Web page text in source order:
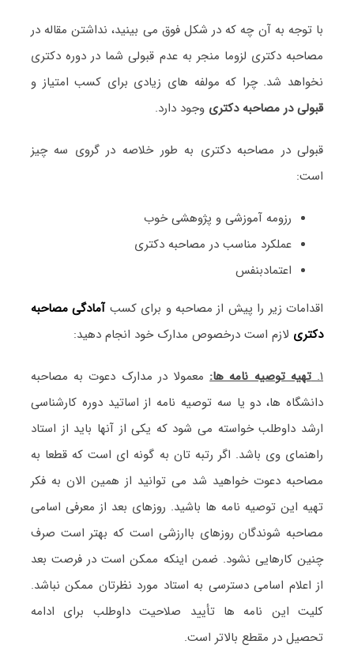
با توجه به آن چه که در شکل فوق می بینید، نداشتن مقاله در
مصاحبه دکتری لزوما منجر به عدم قبولی شما در دوره دکتری
نخواهد شد. چرا که مولفه های زیادی برای کسب امتیاز و
قبولی در مصاحبه دکتری وجود دارد.
قبولی در مصاحبه دکتری به طور خلاصه در گروی سه چیز
است:
رزومه آموزشی و پژوهشی خوب
عملکرد مناسب در مصاحبه دکتری
اعتمادبنفس
اقدامات زیر را پیش از مصاحبه و برای کسبآمادگی مصاحبه
دکتری لازم است درخصوص مدارک خود انجام دهید:
۱. تهیه توصیه نامه ها:معمولا در مدارک دعوت به مصاحبه
دانشگاه ها، دو یا سه توصیه نامه از اساتید دوره کارشناسی
ارشد داوطلب خواسته می شود که یکی از آنها باید از استاد
راهنمای وی باشد. اگر رتبه تان به گونه ای است که قطعا به
مصاحبه دعوت خواهید شد می توانید از همین الان به فکر
تهیه این توصیه نامه ها باشید. روزهای بعد از معرفی اسامی
مصاحبه شوندگان روزهای باارزشی است که بهتر است صرف
چنین کارهایی نشود. ضمن اینکه ممکن است در فرصت بعد
از اعلام اسامی دسترسی به استاد مورد نظرتان ممکن نباشد.
کلیت این نامه ها تأیید صلاحیت داوطلب برای ادامه
تحصیل در مقطع بالاتر است.